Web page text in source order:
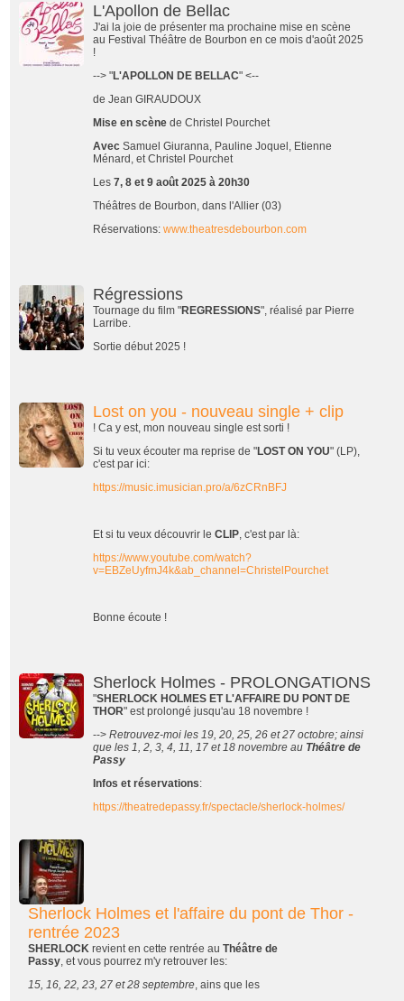
L'Apollon de Bellac
J'ai la joie de présenter ma prochaine mise en scène
au Festival Théâtre de Bourbon en ce mois d'août 2025
!
--> "L'APOLLON DE BELLAC" <--
de Jean GIRAUDOUX
Mise en scène de Christel Pourchet
Avec Samuel Giuranna, Pauline Joquel, Etienne
Ménard, et Christel Pourchet
Les7, 8 et 9 août 2025 à 20h30
Théâtres de Bourbon, dans l'Allier (03)
Réservations: www.theatresdebourbon.com
Régressions
Tournage du film "REGRESSIONS", réalisé par Pierre
Larribe.
Sortie début 2025 !
Lost on you - nouveau single + clip
! Ca y est, mon nouveau single est sorti !
Si tu veux écouter ma reprise de "LOST ON YOU" (LP),
c'est par ici:
https://music.imusician.pro/a/6zCRnBFJ
Et si tu veux découvrir leCLIP , c'est par là:
https://www.youtube.com/watch?
v=EBZeUyfmJ4k&ab_channel=ChristelPourchet
Bonne écoute !
Sherlock Holmes - PROLONGATIONS
"SHERLOCK HOLMES ET L'AFFAIRE DU PONT DE
THOR" est prolongé jusqu'au 18 novembre !
-->Retrouvez-moi les 19, 20, 25, 26 et 27 octobre; ainsi
que les 1, 2, 3, 4, 11, 17 et 18 novembre au Théâtre de
Passy
Infos et réservations:
https://theatredepassy.fr/spectacle/sherlock-holmes/
Sherlock Holmes et l'affaire du pont de Thor -
rentrée 2023
SHERLOCK revient en cette rentrée auThéâtre de
Passy , et vous pourrez m'y retrouver les:
15, 16, 22, 23, 27 et 28 septembre , ains que les